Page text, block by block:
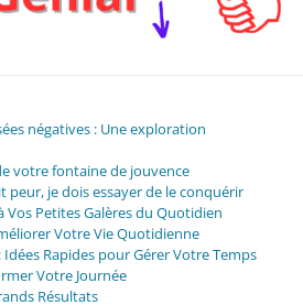
négatives : Une exploration
votre fontaine de jouvence
peur, je dois essayer de le conquérir
Vos Petites Galères du Quotidien
Votre Vie Quotidienne
Idées Rapides pour Gérer Votre Temps
Votre Journée
Résultats